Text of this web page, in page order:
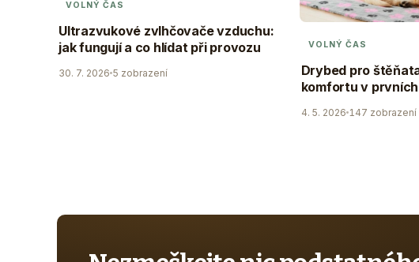
VOLNÝ ČAS
Ultrazvukové zvlhčovače vzduchu:
jak fungují a co hlídat při provozu
30. 7. 2026 5 zobrazení
VOLNÝ ČAS
Drybed pro
komfortu v
4. 5. 2026 147 zobrazení